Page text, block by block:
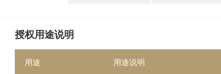
授权用途说明
用途 用途说明